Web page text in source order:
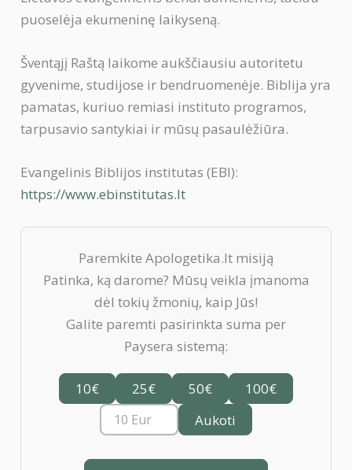
puoselėja ekumeninę laikyseną.
Šventąjį Raštą laikome aukščiausiu autoritetu
gyvenime, studijose ir bendruomenėje. Biblija yra
pamatas, kuriuo remiasi instituto programos,
tarpusavio santykiai ir mūsų pasaulėžiūra.
Evangelinis Biblijos institutas (EBI):
https://www.ebinstitutas.lt
Paremkite Apologetika.lt misiją
Patinka, ką darome? Mūsų veikla įmanoma
dėl tokių žmonių, kaip Jūs!
Galite paremti pasirinkta suma per
Paysera sistemą:
10€ 25€ 50€
100€
Aukoti